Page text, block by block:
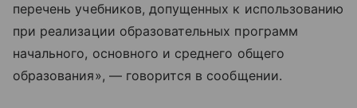
перечень учебников, допущенных к использованию
при реализации образовательных программ
начального, основного и среднего общего
образования», — говорится в сообщении.